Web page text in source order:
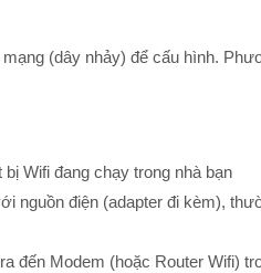
(dây nhảy) để cấu hình.
Wifi đang chạy trong nhà bạn
nguồn điện (adapter đi kèm),
đến Modem (hoặc Router Wifi)